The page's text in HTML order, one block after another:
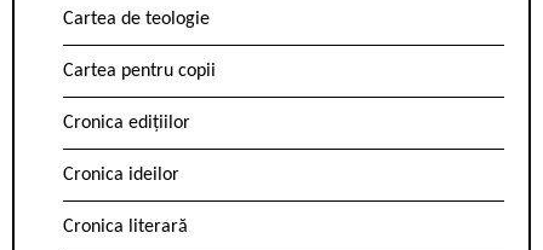
Cartea de teologie
Cartea pentru copii
Cronica edițiilor
Cronica ideilor
Cronica literară